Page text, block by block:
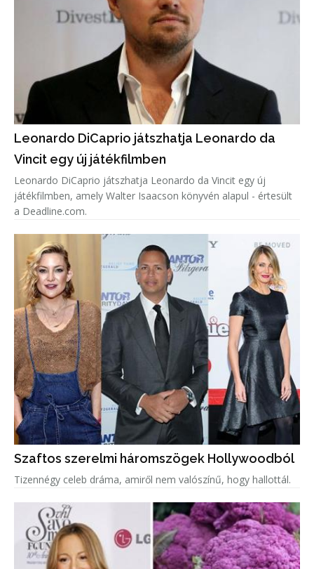
Leonardo DiCaprio játszhatja Leonardo da
Vincit egy új játékfilmben
Leonardo DiCaprio játszhatja Leonardo da Vincit egy új
játékfilmben, amely Walter Isaacson könyvén alapul - értesült
a Deadline.com.
Szaftos szerelmi háromszögek Hollywoodból
Tizennégy celeb dráma, amiről nem valószínű, hogy hallottál.